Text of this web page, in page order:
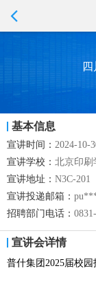
基本信息
宣讲时间： 2024-10-
宣讲学校： 北京印刷
宣讲地址： N3C-201
宣讲投递邮箱：
招聘部门电话：
宣讲会详情
普什集团2025届校